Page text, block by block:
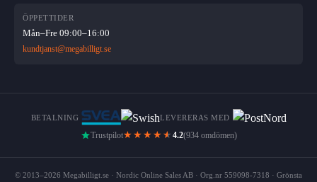
ÖPPETTIDER
Mån–Fre 09:00–16:00
kundtjanst@megabilligt.se
BETALNING LEVERERAS MED
Trustpilot★★★★ ★ 4.2(934 omdömen)
© 2013–2026 Megabilligt.se · Nordic Online Sales AB · Org.nr 559098-7318 · Grönsta